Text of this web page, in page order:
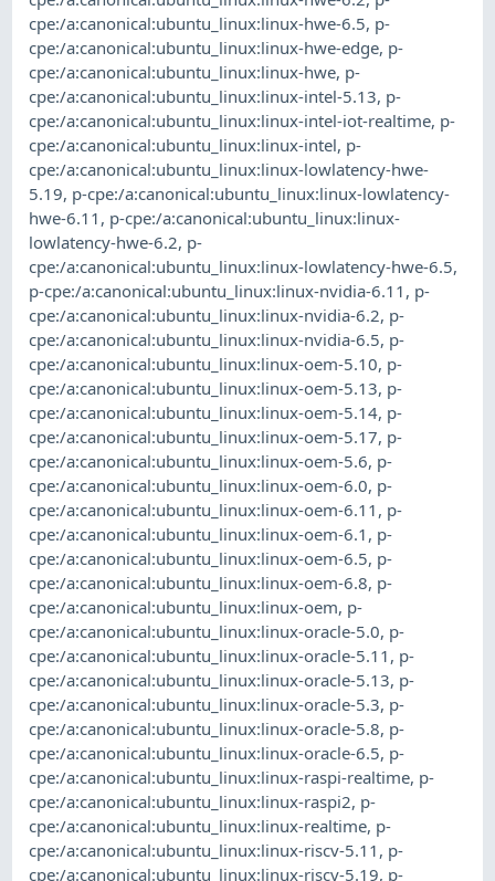
cpe:/a:canonical:ubuntu_linux:linux-hwe-6.5, p-
cpe:/a:canonical:ubuntu_linux:linux-hwe-edge, p-
cpe:/a:canonical:ubuntu_linux:linux-hwe, p-
cpe:/a:canonical:ubuntu_linux:linux-intel-5.13, p-
cpe:/a:canonical:ubuntu_linux:linux-intel-iot-realtime, p-
cpe:/a:canonical:ubuntu_linux:linux-intel, p-
cpe:/a:canonical:ubuntu_linux:linux-lowlatency-hwe-
5.19, p-cpe:/a:canonical:ubuntu_linux:linux-lowlatency-
hwe-6.11 , p-cpe:/a:canonical:ubuntu_linux:linux-
lowlatency-hwe-6.2, p-
cpe:/a:canonical:ubuntu_linux:linux-lowlatency-hwe-6.5,
p-cpe:/a:canonical:ubuntu_linux:linux-nvidia-6.11 , p-
cpe:/a:canonical:ubuntu_linux:linux-nvidia-6.2, p-
cpe:/a:canonical:ubuntu_linux:linux-nvidia-6.5, p-
cpe:/a:canonical:ubuntu_linux:linux-oem-5.10, p-
cpe:/a:canonical:ubuntu_linux:linux-oem-5.13, p-
cpe:/a:canonical:ubuntu_linux:linux-oem-5.14, p-
cpe:/a:canonical:ubuntu_linux:linux-oem-5.17, p-
cpe:/a:canonical:ubuntu_linux:linux-oem-5.6, p-
cpe:/a:canonical:ubuntu_linux:linux-oem-6.0, p-
cpe:/a:canonical:ubuntu_linux:linux-oem-6.11 , p-
cpe:/a:canonical:ubuntu_linux:linux-oem-6.1 , p-
cpe:/a:canonical:ubuntu_linux:linux-oem-6.5, p-
cpe:/a:canonical:ubuntu_linux:linux-oem-6.8, p-
cpe:/a:canonical:ubuntu_linux:linux-oem, p-
cpe:/a:canonical:ubuntu_linux:linux-oracle-5.0, p-
cpe:/a:canonical:ubuntu_linux:linux-oracle-5.11 , p-
cpe:/a:canonical:ubuntu_linux:linux-oracle-5.13, p-
cpe:/a:canonical:ubuntu_linux:linux-oracle-5.3, p-
cpe:/a:canonical:ubuntu_linux:linux-oracle-5.8, p-
cpe:/a:canonical:ubuntu_linux:linux-oracle-6.5, p-
cpe:/a:canonical:ubuntu_linux:linux-raspi-realtime, p-
cpe:/a:canonical:ubuntu_linux:linux-raspi2, p-
cpe:/a:canonical:ubuntu_linux:linux-realtime, p-
cpe:/a:canonical:ubuntu_linux:linux-riscv-5.11 , p-
cpe:/a:canonical:ubuntu_linux:linux-riscv-5.19, p-